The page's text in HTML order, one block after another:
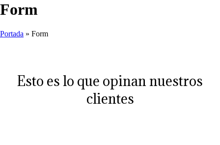
Form
Portada » Form
Esto es lo que opinan nuestros
clientes